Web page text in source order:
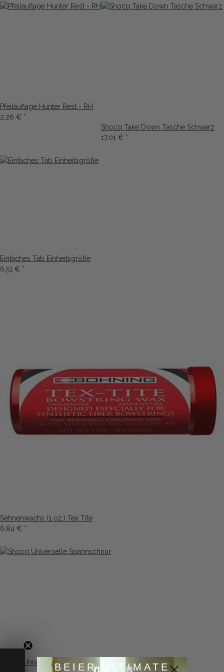
Pfeilauflage Hunter Rest - RH
2,26 € *
Shocq Take Down Tasche Schwarz
17,01 € *
Einfaches Tab Einheitsgröße
6,51 € *
Sehnenwachs (1 oz.) Tex Tite
6,84 € *
Shocq Universelle SpannschnurBEIER ULTIMATE